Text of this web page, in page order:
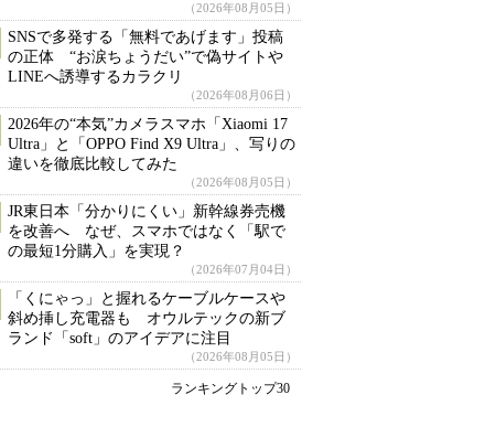
（2026年08月05日）
SNSで多発する「無料であげます」投稿
の正体 “お涙ちょうだい”で偽サイトや
LINEへ誘導するカラクリ
（2026年08月06日）
2026年の“本気”カメラスマホ「Xiaomi 17
Ultra」と「OPPO Find X9 Ultra」、写りの
違いを徹底比較してみた
（2026年08月05日）
JR東日本「分かりにくい」新幹線券売機
を改善へ なぜ、スマホではなく「駅で
の最短1分購入」を実現？
（2026年07月04日）
「くにゃっ」と握れるケーブルケースや
斜め挿し充電器も オウルテックの新ブ
ランド「soft」のアイデアに注目
（2026年08月05日）
ランキングトップ30